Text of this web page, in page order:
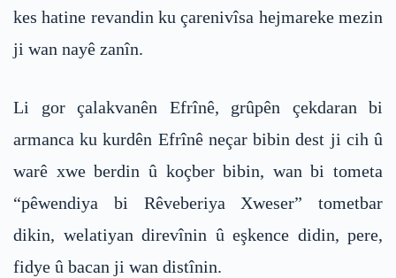
kes hatine revandin ku çarenivîsa hejmareke mezin
ji wan nayê zanîn.
Li gor çalakvanên Efrînê, grûpên çekdaran bi
armanca ku kurdên Efrînê neçar bibin dest ji cih û
warê xwe berdin û koçber bibin, wan bi tometa
“pêwendiya bi Rêveberiya Xweser” tometbar
dikin, welatiyan direvînin û eşkence didin, pere,
fidye û bacan ji wan distînin.